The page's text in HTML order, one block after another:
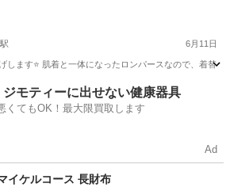
6月11日
します⭐️ 肌着と一体になったロンパースなので、着替
谷駅 ベビー用品 ロンパース
ジモティーに出せない健康器具
くてもOK！最大限買取します
Ad
イケルコース 長財布